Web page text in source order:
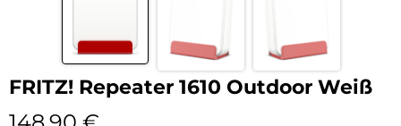
FRITZ! Repeater 1610 Outdoor Weiß